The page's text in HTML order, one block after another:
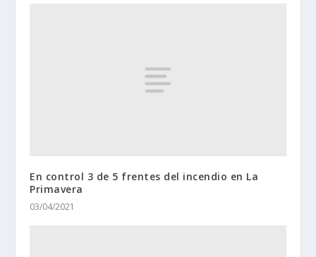
En control 3 de 5 frentes del incendio en La
Primavera
03/04/2021